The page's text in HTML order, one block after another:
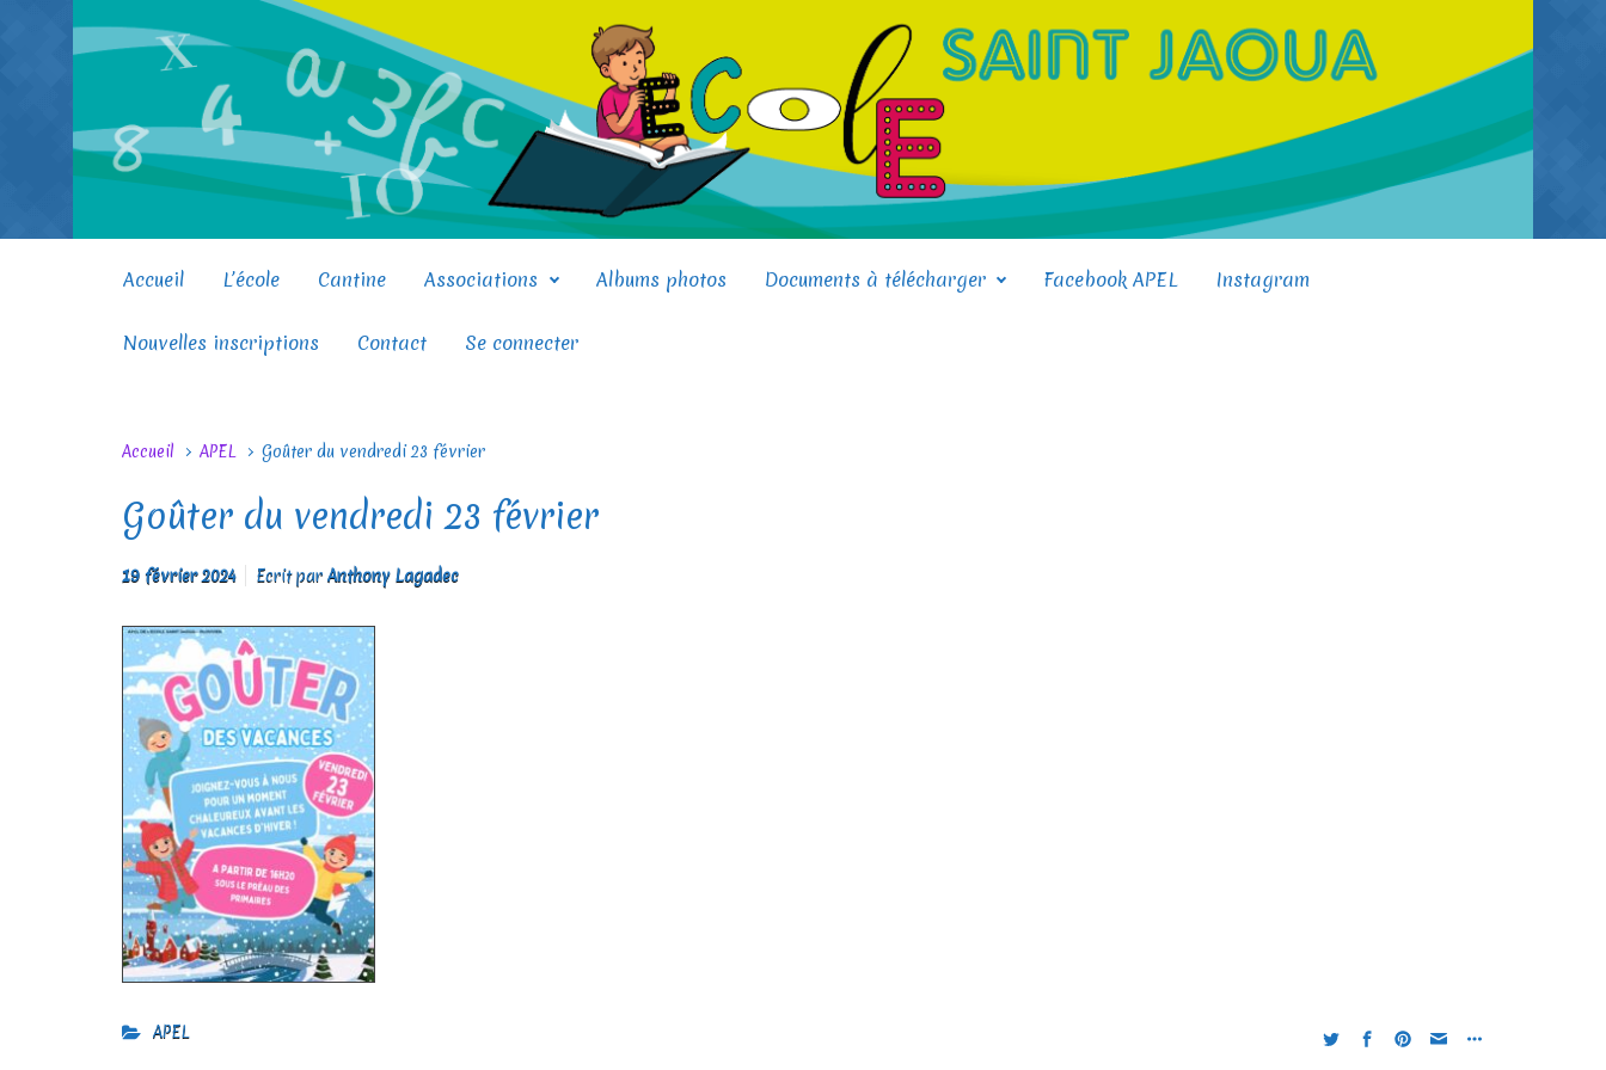
Skip to main content
Accueil L’école Cantine Associations Albums photos Documents à télécharger Facebook APEL Instagram
Nouvelles inscriptions Contact Se connecter
Accueil APEL Goûter du vendredi 23 février
Goûter du vendredi 23 février
19 février 2024 Ecrit par Anthony Lagadec
APEL